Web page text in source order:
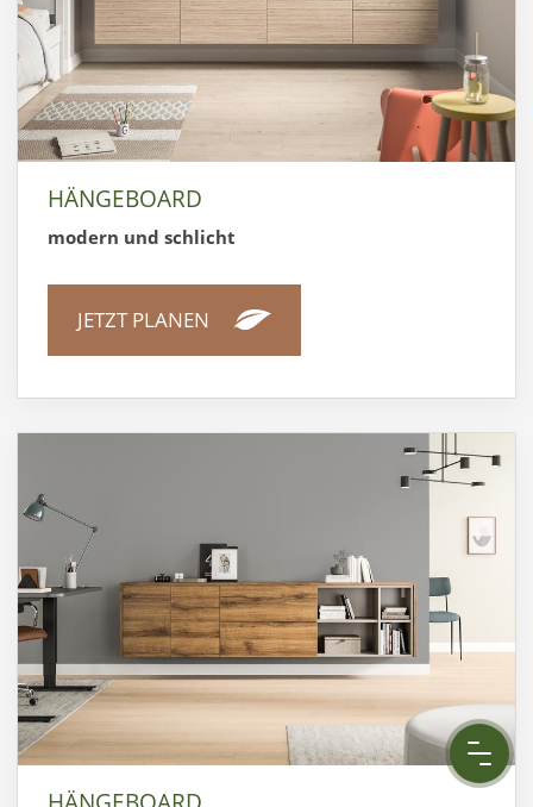
HÄNGEBOARD
modern und schlicht
JETZT PLANEN